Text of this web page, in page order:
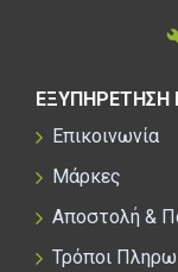
ΕΞΥΠΗΡΕΤΗΣΗ
Επικοινωνία
Μάρκες
Αποστολή &
Τρόποι